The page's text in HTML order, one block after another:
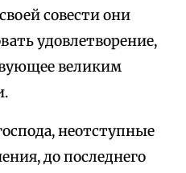
совести они
удовлетворение,
великим
неотступные
до последнего